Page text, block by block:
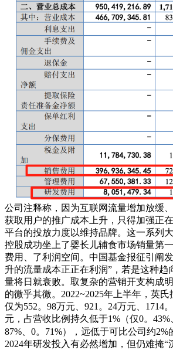
公司注释称，因为互联网流量增加放缓
获取用户的推广成本上升，只得加强正
平台的投放力度以维持品牌。这一系列
控股成功坐上了婴长儿辅食市场销量第
费用、了利润空间。中国基金报征引阐
升的流量成本正正在利润”，若是这种趋
量将日就衰败。取复杂的营销开支构成
的微乎其微。2022~2025年上半年，英
仅为552。98万元、921。24万元、1714
元，占营收比例持久低于1%（仅0。43%
87%、0。71%），远低于可比公司约2%
2024年研发投入有必然增加，但仍难掩“